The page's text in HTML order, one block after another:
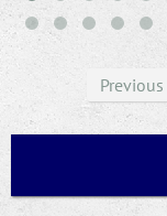
Previous